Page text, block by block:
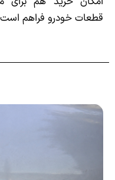
قطعات خودرو فراهم